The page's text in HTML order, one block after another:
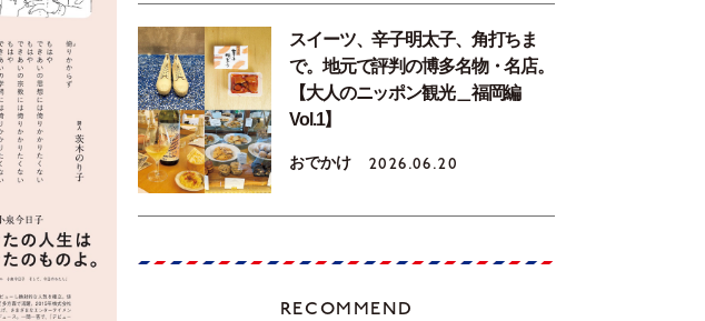
スイーツ、辛子明太子、角打ちま
で。地元で評判の博多名物・名店。
【大人のニッポン観光＿福岡編
Vol.1】
おでかけ 2026.06.20
RECOMMEND